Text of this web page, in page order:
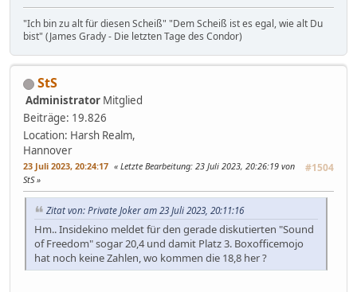
"Ich bin zu alt für diesen Scheiß" "Dem Scheiß ist es egal, wie alt Du
bist" (James Grady - Die letzten Tage des Condor)
StS
Administrator Mitglied
Beiträge: 19.826
Location: Harsh Realm,
Hannover
23 Juli 2023, 20:24:17 #1504
Letzte Bearbeitung: 23 Juli 2023, 20:26:19 von
StS
Zitat von: Private Joker am 23 Juli 2023, 20:11:16
Hm.. Insidekino meldet für den gerade diskutierten "Sound
of Freedom" sogar 20,4 und damit Platz 3. Boxofficemojo
hat noch keine Zahlen, wo kommen die 18,8 her ?